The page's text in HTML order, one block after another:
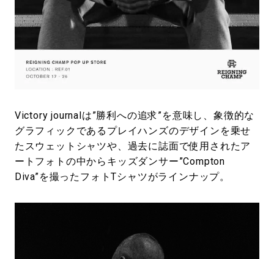
Victory journalは”勝利への追求”を意味し、象徴的な
グラフィックであるプレイハンズのデザインを乗せ
たスウェットシャツや、過去に誌面で使用されたア
ートフォトの中からキッズダンサー”Compton
Diva”を撮ったフォトTシャツがラインナップ。